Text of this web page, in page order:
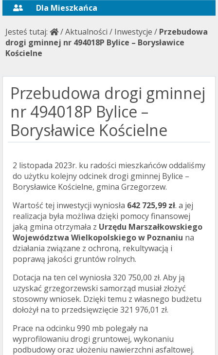
Dla Mieszkańca
Jesteś tutaj: /Aktualności / Inwestycje / Przebudowa
drogi gminnej nr 494018P Bylice – Borysławice
Kościelne
Przebudowa drogi gminnej
nr 494018P Bylice –
Borysławice Kościelne
2 listopada 2023r. ku radości mieszkańców oddaliśmy
do użytku kolejny odcinek drogi gminnej Bylice –
Borysławice Kościelne, gmina Grzegorzew.
Wartość tej inwestycji wyniosła 642 725,99 zł. a jej
realizacja była możliwa dzięki pomocy finansowej
jaką gmina otrzymała z Urzędu Marszałkowskiego
Województwa Wielkopolskiego w Poznaniu na
działania związane z ochroną, rekultywacją i
poprawą jakości gruntów rolnych.
Dotacja na ten cel wyniosła 320 750,00 zł. Aby ją
uzyskać grzegorzewski samorząd musiał złożyć
stosowny wniosek. Dzięki temu z własnego budżetu
dołożył na to przedsięwzięcie 321 976,01 zł.
Prace na odcinku 990 mb polegały na
wyprofilowaniu drogi gruntowej, wykonaniu
podbudowy oraz ułożeniu nawierzchni asfaltowej.